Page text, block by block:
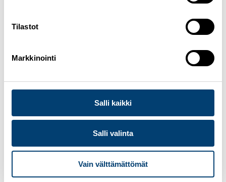
Tilastot
Markkinointi
Salli kaikki
Salli valinta
Vain välttämättömät
Ilkka Herola, Eero Hirvonen, Wille Karhumaa, Arttu
Mäkiaho
Mäkihypyn maailmancup
Naiset
Miehet